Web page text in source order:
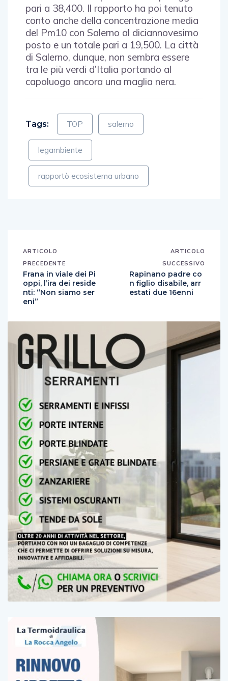
pari a 38,400. Il rapporto ha poi tenuto
conto anche della concentrazione media
del Pm10 con Salerno al diciannovesimo
posto e un totale pari a 19,500. La città
di Salerno, dunque, non sembra essere
tra le più verdi d’Italia portando al
capoluogo ancora una maglia nera.
Tags: TOP salerno
legambiente
rapportò ecosistema urbano
ARTICOLO
PRECEDENTE
Frana in viale dei Pi
oppi, l’ira dei reside
nti: “Non siamo ser
eni”
ARTICOLO
SUCCESSIVO
Rapinano padre co
n figlio disabile, arr
estati due 16enni